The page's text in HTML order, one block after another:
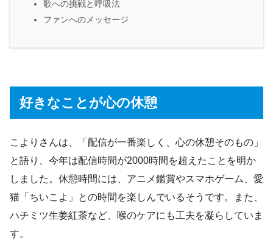
歌への挑戦と呼吸法
ファンへのメッセージ
好きなことが心の休憩
こよりさんは、「配信が一番楽しく、心の休憩そのもの」
と語り、今年は配信時間が2000時間を超えたことを明か
しました。休憩時間には、アニメ鑑賞やスマホゲーム、愛
猫「ちいこよ」との時間を楽しんでいるそうです。また、
ハチミツ生姜紅茶など、喉のケアにも工夫を凝らしていま
す。